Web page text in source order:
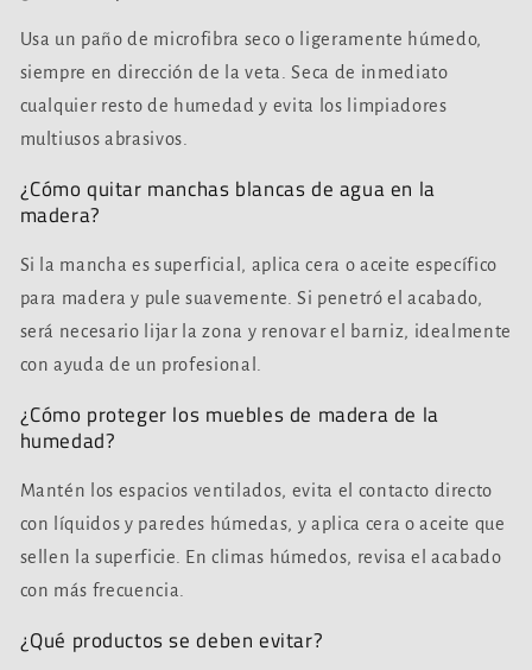
Usa un paño de microfibra seco o ligeramente húmedo,
siempre en dirección de la veta. Seca de inmediato
cualquier resto de humedad y evita los limpiadores
multiusos abrasivos.
¿Cómo quitar manchas blancas de agua en la
madera?
Si la mancha es superficial, aplica cera o aceite específico
para madera y pule suavemente. Si penetró el acabado,
será necesario lijar la zona y renovar el barniz, idealmente
con ayuda de un profesional.
¿Cómo proteger los muebles de madera de la
humedad?
Mantén los espacios ventilados, evita el contacto directo
con líquidos y paredes húmedas, y aplica cera o aceite que
sellen la superficie. En climas húmedos, revisa el acabado
con más frecuencia.
¿Qué productos se deben evitar?